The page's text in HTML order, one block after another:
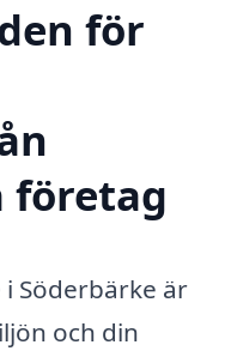
för
företag
Söderbärke är
och din